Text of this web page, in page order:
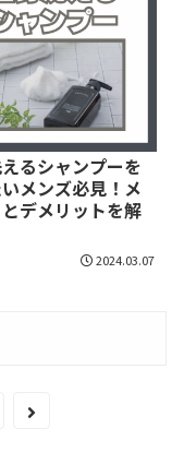
るシャンプーを
メンズ必見！メ
デメリットを解
2024.03.07